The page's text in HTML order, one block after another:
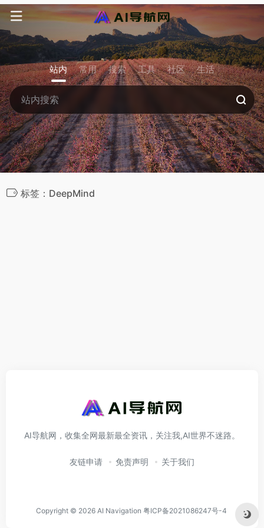
站内 常用 搜索 工具 社区 生活
标签：DeepMind
AI导航网，收集全网最新最全资讯，关注我,AI世界不迷路。
友链申请 免责声明 关于我们
Copyright © 2026 AI Navigation 粤ICP备2021086247号-4